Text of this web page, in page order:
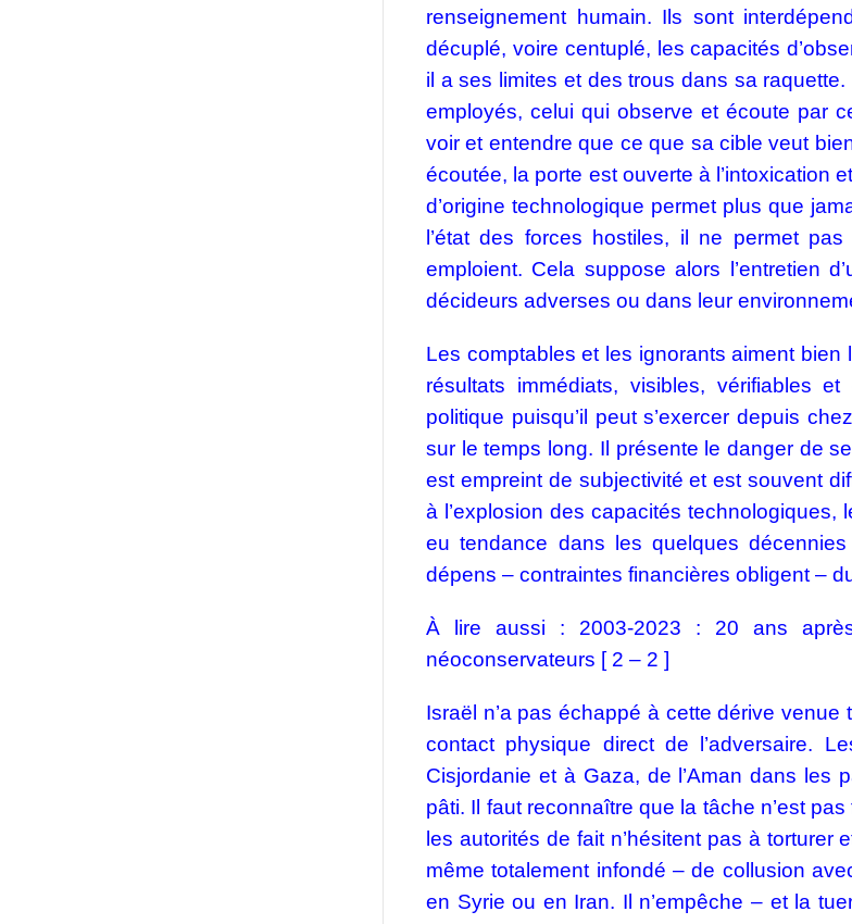
renseignement humain. Ils sont
décuplé, voire centuplé, les capacités
il a ses limites et des trous dans sa
employés, celui qui observe et écoute par
voir et entendre que ce que sa cible veut
écoutée, la porte est ouverte à l’intoxication
d’origine technologique permet plus que
l’état des forces hostiles, il ne permet
emploient. Cela suppose alors l’entretien
décideurs adverses ou dans leur
Les comptables et les ignorants aiment
résultats immédiats, visibles, vérifiables
politique puisqu’il peut s’exercer depuis
sur le temps long. Il présente le danger de
est empreint de subjectivité et est souvent
à l’explosion des capacités
eu tendance dans les quelques
dépens – contraintes financières obligent –
À lire aussi :
2003-2023 : 20 ans
néoconservateurs [ 2 – 2 ]
Israël n’a pas échappé à cette dérive venue
contact physique direct de l’adversaire.
Cisjordanie et à Gaza, de l’Aman dans
pâti. Il faut reconnaître que la tâche n’est
les autorités de fait n’hésitent pas à
même totalement infondé – de collusion
en Syrie ou en Iran. Il n’empêche – et la